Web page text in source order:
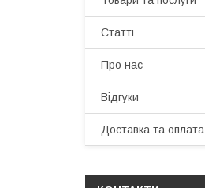
Статті
Про нас
Відгуки
Доставка та оплата